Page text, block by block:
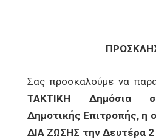
Σας προσκαλούμε να
ΤΑΚΤΙΚΗ Δημόσια
Δημοτικής Επιτροπής, η
ΔΙΑ ΖΩΣΗΣ την Δευτέρα